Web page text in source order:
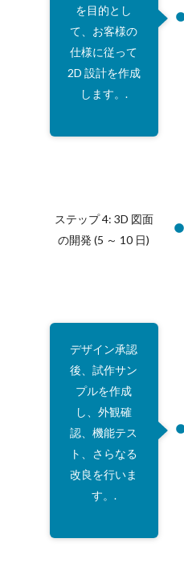
を目的とし
て、お客様の
仕様に従って
2D 設計を作成
します。.
ステップ 4: 3D 図面
の開発 (5 ～ 10 日)
デザイン承認
後、試作サン
プルを作成
し、外観確
認、機能テス
ト、さらなる
改良を行いま
す。.